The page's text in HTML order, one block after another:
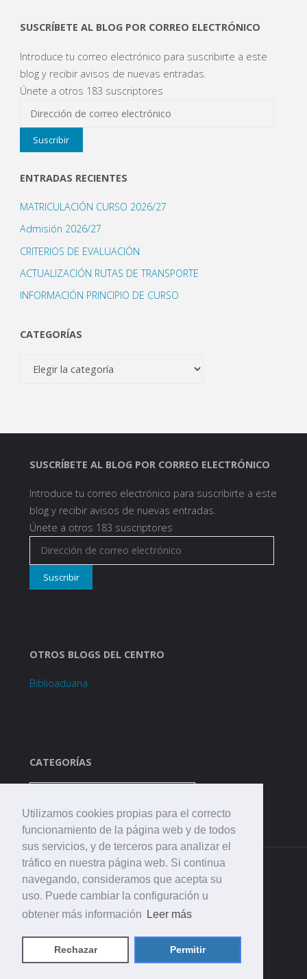
Utilizamos cookies propias para el correcto
funcionamiento de la página web y de todos
sus servicios, y de terceros para analizar el
tráfico en nuestra página web. Si continua
navegando, consideramos que acepta su
uso. Puede cambiar la configuración u
obtener más información
Leer más
Rechazar Permitir
SUSCRÍBETE AL BLOG POR CORREO ELECTRÓNICO
Introduce tu correo electrónico para suscribirte a este
blog y recibir avisos de nuevas entradas.
Únete a otros 183 suscriptores
Dirección
de
correo
Suscribir
ENTRADAS RECIENTES
MATRICULACIÓN CURSO 2026/27
Admisión 2026/27
CRITERIOS DE EVALUACIÓN
ACTUALIZACIÓN RUTAS DE TRANSPORTE
INFORMACIÓN PRINCIPIO DE CURSO
CATEGORÍAS
Categorías
SUSCRÍBETE AL BLOG POR CORREO ELECTRÓNICO
Introduce tu correo electrónico para suscribirte a este
blog y recibir avisos de nuevas entradas.
Únete a otros 183 suscriptores
Dirección
de
correo
Suscribir
OTROS BLOGS DEL CENTRO
Biblioaduana
CATEGORÍAS